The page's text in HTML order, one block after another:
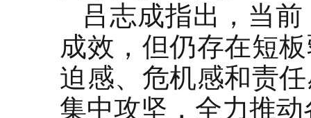
吕志成指出，当
成效，但仍存在短
迫感、危机感和责
集中攻坚，全力推